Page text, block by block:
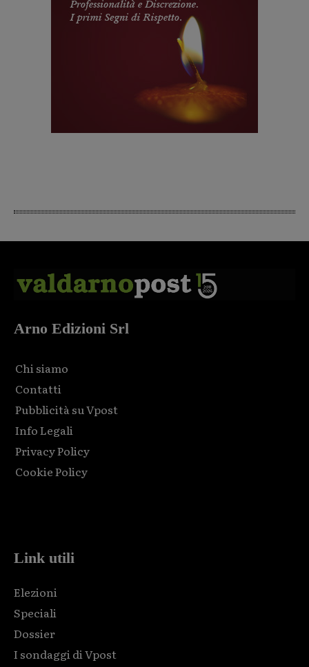
Arno Edizioni Srl
Chi siamo
Contatti
Pubblicità su Vpost
Info Legali
Privacy Policy
Cookie Policy
Link utili
Elezioni
Speciali
Dossier
I sondaggi di Vpost